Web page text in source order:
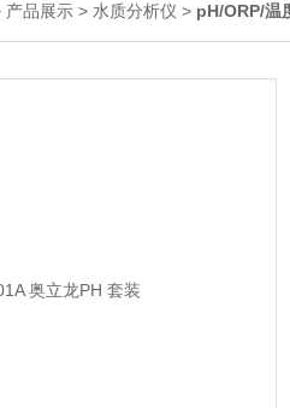
产品展示 > 水质分析仪 > pH/ORP/温